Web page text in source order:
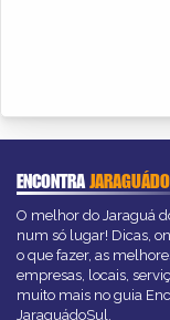
ENCONTRA
O melhor do Jaraguá
num só lugar! Dicas,
o que fazer, as
empresas, locais,
muito mais no guia
JaraguádoSul.